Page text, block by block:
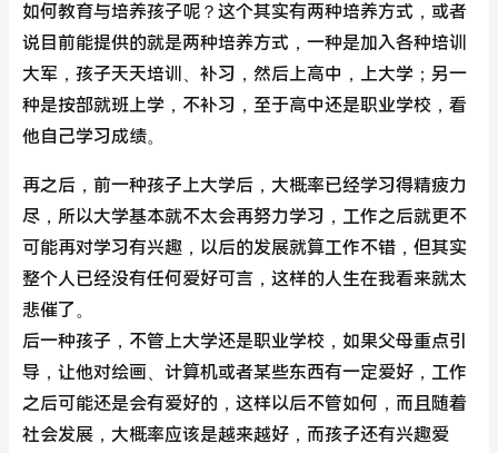
如何教育与培养孩子呢？这个其实有两种培养方式，或者
说目前能提供的就是两种培养方式，一种是加入各种培训
大军，孩子天天培训、补习，然后上高中，上大学；另一
种是按部就班上学，不补习，至于高中还是职业学校，看
他自己学习成绩。
再之后，前一种孩子上大学后，大概率已经学习得精疲力
尽，所以大学基本就不太会再努力学习，工作之后就更不
可能再对学习有兴趣，以后的发展就算工作不错，但其实
整个人已经没有任何爱好可言，这样的人生在我看来就太
悲催了。
后一种孩子，不管上大学还是职业学校，如果父母重点引
导，让他对绘画、计算机或者某些东西有一定爱好，工作
之后可能还是会有爱好的，这样以后不管如何，而且随着
社会发展，大概率应该是越来越好，而孩子还有兴趣爱